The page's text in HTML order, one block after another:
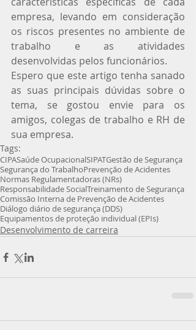
empresa, levando em consideração
os riscos presentes no ambiente de
trabalho e as atividades
desenvolvidas pelos funcionários.
Espero que este artigo tenha sanado
as suas principais dúvidas sobre o
tema, se gostou envie para os
amigos, colegas de trabalho e RH de
sua empresa.
Tags:
CIPASaúde OcupacionalSIPATGestão de Segurança
Segurança do TrabalhoPrevenção de Acidentes
Normas Regulamentadoras (NRs)
Responsabilidade SocialTreinamento de Segurança
Comissão Interna de Prevenção de Acidentes
Diálogo diário de segurança (DDS)
Equipamentos de proteção individual (EPIs)
Desenvolvimento de carreira